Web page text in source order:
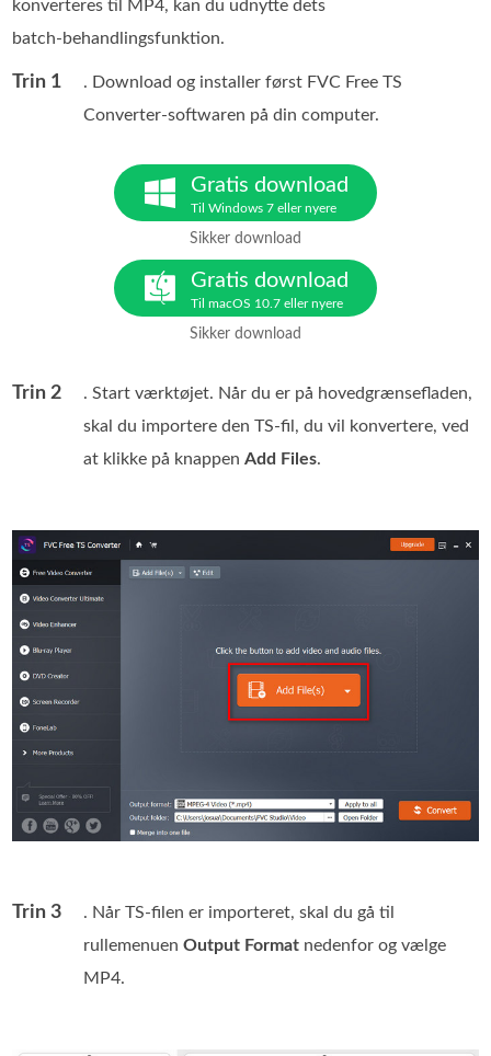
konverteres til MP4, kan du udnytte dets
batch‑behandlingsfunktion.
Trin 1
. Download og installer først FVC Free TS
Converter‑softwaren på din computer.
Gratis download
Til Windows 7 eller nyere
Sikker download
Gratis download
Til macOS 10.7 eller nyere
Sikker download
Trin 2
. Start værktøjet. Når du er på hovedgrænsefladen,
skal du importere den TS‑fil, du vil konvertere, ved
at klikke på knappenAdd Files.
Trin 3
. Når TS‑filen er importeret, skal du gå til
rullemenuenOutput Format nedenfor og vælge
MP4.